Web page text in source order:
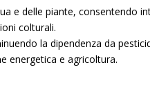
e delle piante, consentendo
colturali.
la dipendenza da
energetica e agricoltura.